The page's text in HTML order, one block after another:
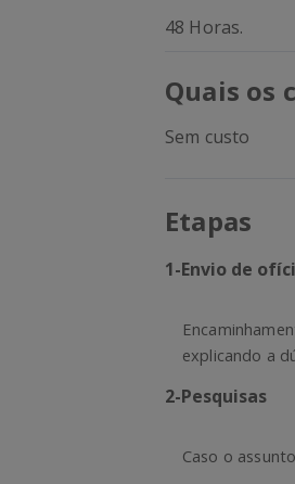
48 Horas.
Quais os
Sem custo
Etapas
1-Envio de
explicando a
2-Pesquisas
Caso o